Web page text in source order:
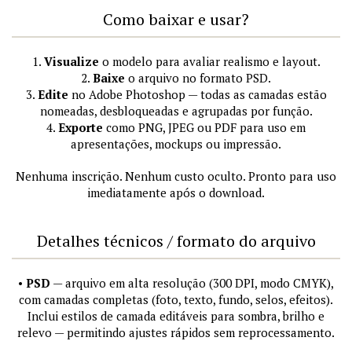
Como baixar e usar?
1. Visualize o modelo para avaliar realismo e layout.
2. Baixe o arquivo no formato PSD.
3. Edite no Adobe Photoshop — todas as camadas estão
nomeadas, desbloqueadas e agrupadas por função.
4. Exporte como PNG, JPEG ou PDF para uso em
apresentações, mockups ou impressão.
Nenhuma inscrição. Nenhum custo oculto. Pronto para uso
imediatamente após o download.
Detalhes técnicos / formato do arquivo
• PSD — arquivo em alta resolução (300 DPI, modo CMYK),
com camadas completas (foto, texto, fundo, selos, efeitos).
Inclui estilos de camada editáveis para sombra, brilho e
relevo — permitindo ajustes rápidos sem reprocessamento.